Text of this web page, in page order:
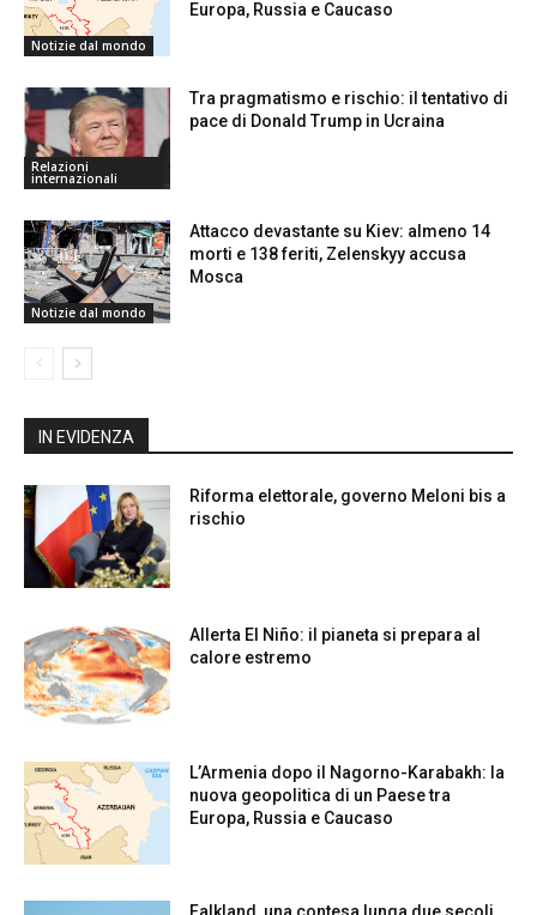
Notizie dal mondo
Europa, Russia e Caucaso
Relazioni
internazionali
Tra pragmatismo e rischio: il tentativo di
pace di Donald Trump in Ucraina
Notizie dal mondo
Attacco devastante su Kiev: almeno 14
morti e 138 feriti, Zelenskyy accusa
Mosca
IN EVIDENZA
Riforma elettorale, governo Meloni bis a
rischio
Allerta El Niño: il pianeta si prepara al
calore estremo
L’Armenia dopo il Nagorno-Karabakh: la
nuova geopolitica di un Paese tra
Europa, Russia e Caucaso